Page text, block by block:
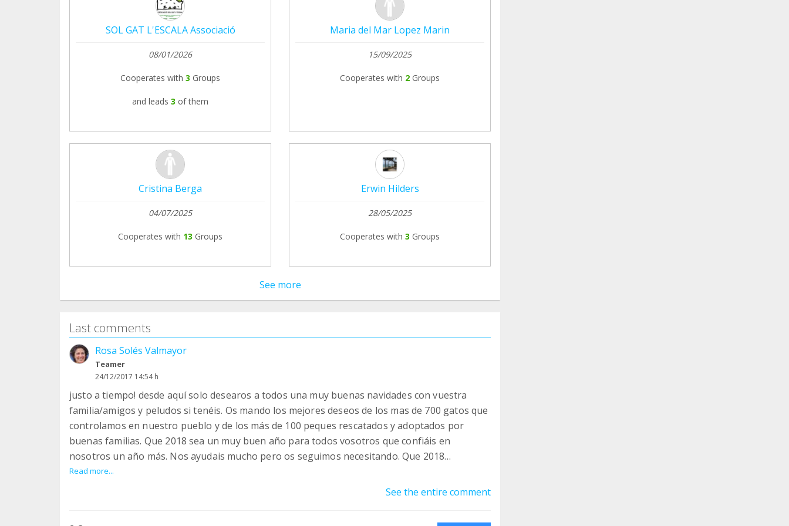
SOL GAT L'ESCALA Associació
08/01/2026
Cooperates with 3 Groups
and leads 3 of them
Maria del Mar Lopez Marin
15/09/2025
Cooperates with 2 Groups
Cristina Berga
04/07/2025
Cooperates with 13 Groups
Erwin Hilders
28/05/2025
Cooperates with 3 Groups
See more
Last comments
Rosa Solés Valmayor
Teamer
24/12/2017 14:54 h
justo a tiempo! desde aquí solo desearos a todos una muy buenas navidades con vuestra
familia/amigos y peludos si tenéis. Os mando los mejores deseos de los mas de 700 gatos que
controlamos en nuestro pueblo y de los más de 100 peques rescatados y adoptados por
buenas familias. Que 2018 sea un muy buen año para todos vosotros que confiáis en
nosotros un año más. Nos ayudais mucho pero os seguimos necesitando. Que 2018
tengamos menos gatos sin controlar y más teamers para poder ayudar a nuestros peludos
Read more...
See the entire comment